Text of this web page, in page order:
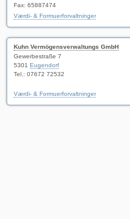
Fax: 65887474
Værdi- & Formuerforvaltninger
Kuhn Vermögensverwaltungs GmbH
Gewerbestraße 7
5301 Eugendorf
Tel.: 07672 72532
Værdi- & Formuerforvaltninger